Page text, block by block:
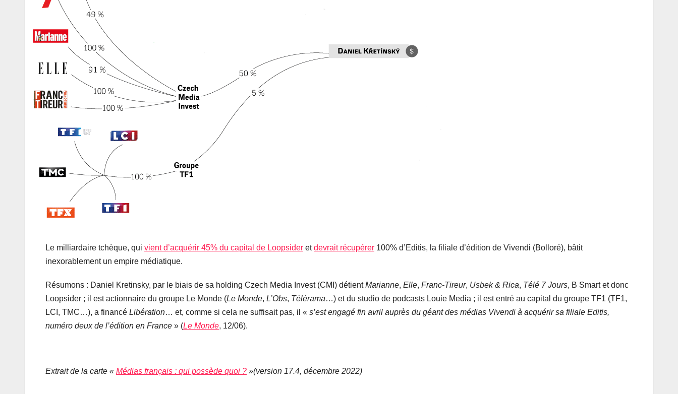
Le milliardaire tchèque, qui vient d’acquérir 45% du capital de Loopsider etdevrait récupérer 100% d’Editis, la filiale d’édition de Vivendi (Bolloré), bâtit
inexorablement un empire médiatique.
Résumons : Daniel Kretinsky, par le biais de sa holding Czech Media Invest (CMI) détientMarianne, Elle, Franc-Tireur, Usbek & Rica, Télé 7 Jours, B Smart et donc
Loopsider ; il est actionnaire du groupe Le Monde (Le Monde, L’Obs, Télérama…) et du studio de podcasts Louie Media ; il est entré au capital du groupe TF1 (TF1,
LCI, TMC…), a financé Libération… et, comme si cela ne suffisait pas, il « s’est engagé fin avril auprès du géant des médias Vivendi à acquérir sa filiale Editis,
numéro deux de l’édition en France » (Le Monde, 12/06).
Extrait de la carte « Médias français : qui possède quoi ? »(version 17.4, décembre 2022)